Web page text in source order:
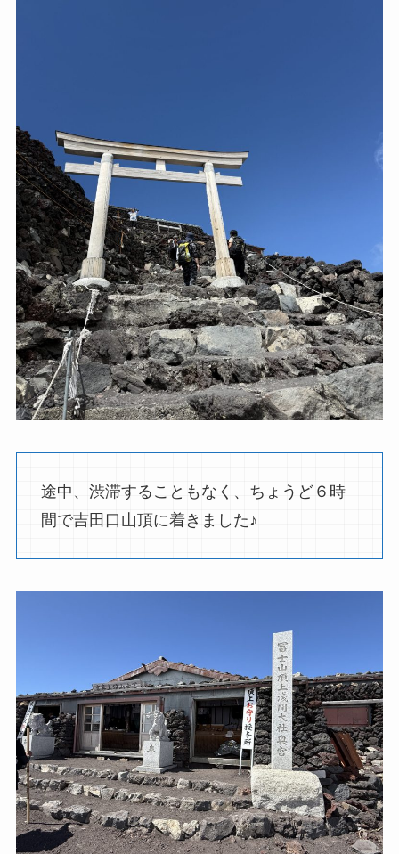
途中、渋滞することもなく、ちょうど６時
間で吉田口山頂に着きました♪